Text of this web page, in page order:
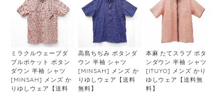
ミラクルウェーブダ
ブルポケット ボタン
ダウン 半袖 シャツ
[MINSAH] メンズ か
りゆしウェア【送料
高島ちぢみ ボタンダ
ウン 半袖 シャツ
[MINSAH] メンズ か
りゆしウェア【送料
無料】
本麻 たてスラブ ボタ
ンダウン 半袖 シャツ
[ITUYO] メンズ かり
ゆしウェア【送料無
料】